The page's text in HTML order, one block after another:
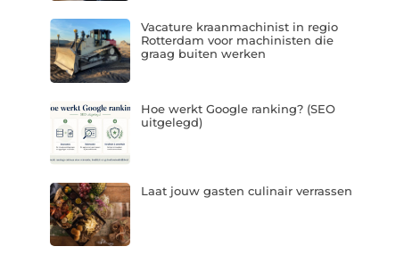
Vacature kraanmachinist in regio
Rotterdam voor machinisten die
graag buiten werken
Hoe werkt Google ranking? (SEO
uitgelegd)
Laat jouw gasten culinair verrassen